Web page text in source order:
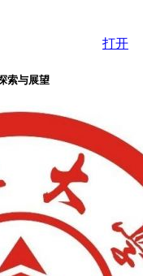
打开
索与展望